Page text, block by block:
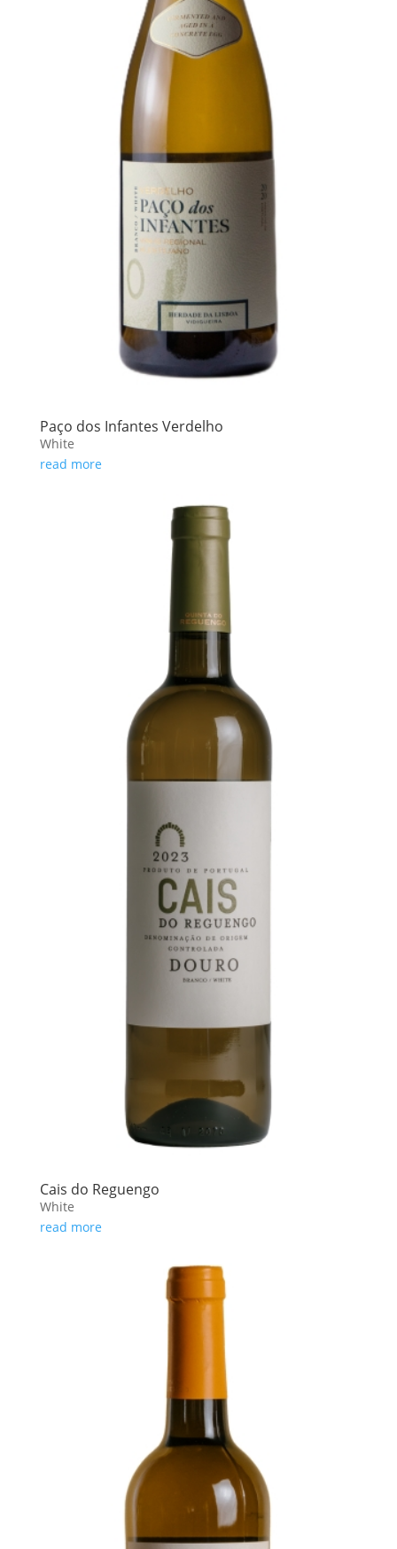
Paço dos Infantes Verdelho
White
read more
Cais do Reguengo
White
read more